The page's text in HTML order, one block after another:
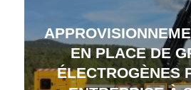
EN PLACE DE
ÉLECTROGÈNES